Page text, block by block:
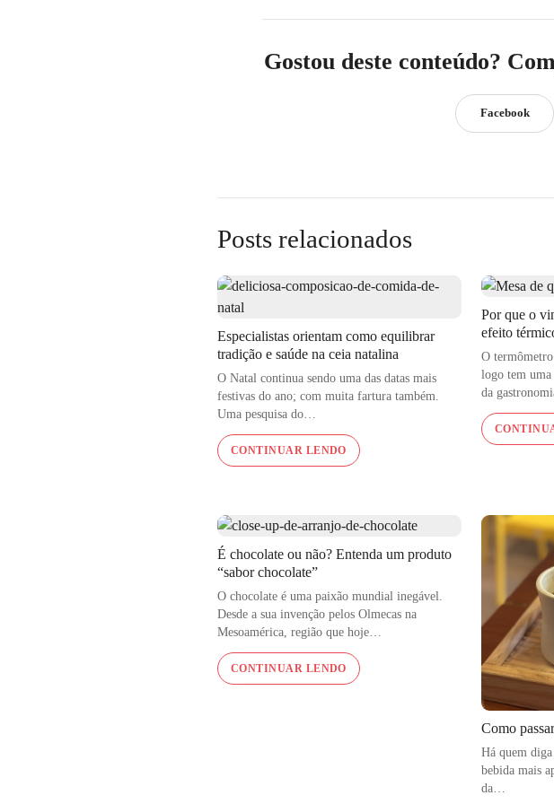
forte em bares e restaurantes. As gerações
Isso tem levado estabelecimentos a
Além disso, essa tendência representa
sem álcool não apenas uma alternativa,
mais consciente e preocupado com o bem-
Gostou deste conteúdo?
Facebook
Posts relacionados
Especialistas orientam como equilibrar
tradição e saúde na ceia natalina
O Natal continua sendo uma das datas mais
festivas do ano; com muita fartura também.
Uma pesquisa do…
CONTINUAR LENDO
Por que o
efeito
O
logo tem uma
da
É chocolate ou não? Entenda um produto
“sabor chocolate”
O chocolate é uma paixão mundial inegável.
Desde a sua invenção pelos Olmecas na
Mesoamérica, região que hoje…
CONTINUAR LENDO
Como
Há quem diga
bebida mais
da…